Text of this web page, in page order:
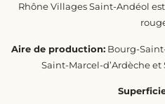
Rhône Villages Saint-Andéol
Aire de production: Bourg-
Saint-Marcel-d’Ardèche